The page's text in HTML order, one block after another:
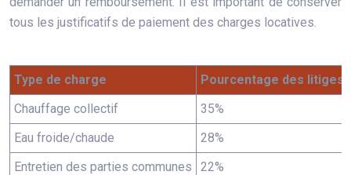
tous les justificatifs de paiement des charges locatives.
Type de charge
Pourcentage des litiges
Chauffage collectif
35%
Eau froide/chaude
28%
Entretien des parties communes
22%